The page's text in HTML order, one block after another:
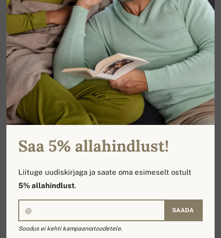
-16%
Saa 5% allahindlust!
Liituge uudiskirjaga ja saate oma esimeselt ostult
5% allahindlust.
SAADA
Soodus ei kehti kampaaniatoodetele.